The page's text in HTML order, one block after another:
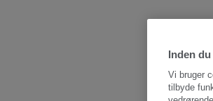
Angiv en
denne
Inden
Vi bruger
tilbyde